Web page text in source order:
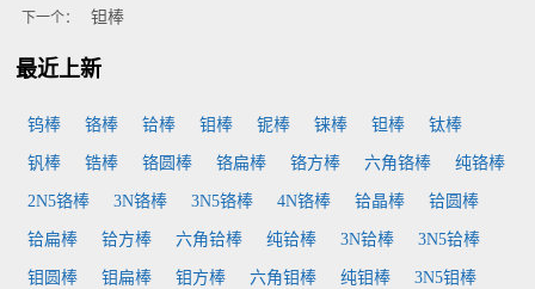
下一个： 钽棒
最近上新
钨棒 铬棒 铪棒 钼棒 铌棒 铼棒 钽棒 钛棒
钒棒 锆棒 铬圆棒 铬扁棒 铬方棒 六角铬棒 纯铬棒
2N5铬棒 3N铬棒 3N5铬棒 4N铬棒 铪晶棒 铪圆棒
铪扁棒 铪方棒 六角铪棒 纯铪棒 3N铪棒 3N5铪棒
钼圆棒 钼扁棒 钼方棒 六角钼棒 纯钼棒 3N5钼棒